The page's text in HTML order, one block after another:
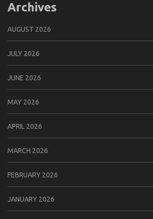
Archives
AUGUST 2026
JULY 2026
JUNE 2026
MAY 2026
APRIL 2026
MARCH 2026
FEBRUARY 2026
JANUARY 2026